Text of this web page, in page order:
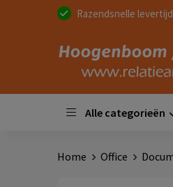
Razendsnelle
Alle categorieën
Home Office